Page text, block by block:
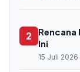
2
Rencana
Ini
15 Juli 2026